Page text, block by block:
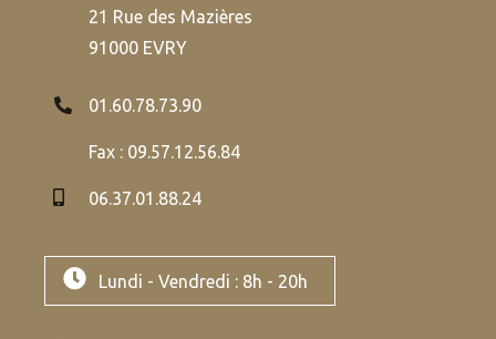
21 Rue des Mazières
91000 EVRY
01.60.78.73.90
Fax : 09.57.12.56.84
06.37.01.88.24
Lundi - Vendredi : 8h - 20h